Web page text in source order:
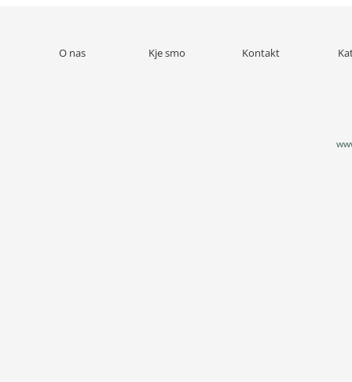
O nas Kje smo Kontakt